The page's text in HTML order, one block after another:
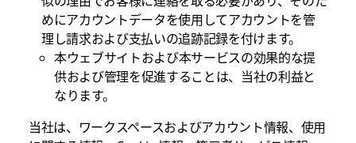
めにアカウントデータを使用してアカウントを管
理し請求および支払いの追跡記録を付けます。
本ウェブサイトおよび本サービスの効果的な提
供および管理を促進することは、当社の利益と
なります。
当社は、ワークスペースおよびアカウント情報、使用